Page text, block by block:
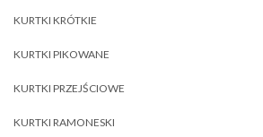
KURTKI KRÓTKIE
KURTKI PIKOWANE
KURTKI PRZEJŚCIOWE
KURTKI RAMONESKI